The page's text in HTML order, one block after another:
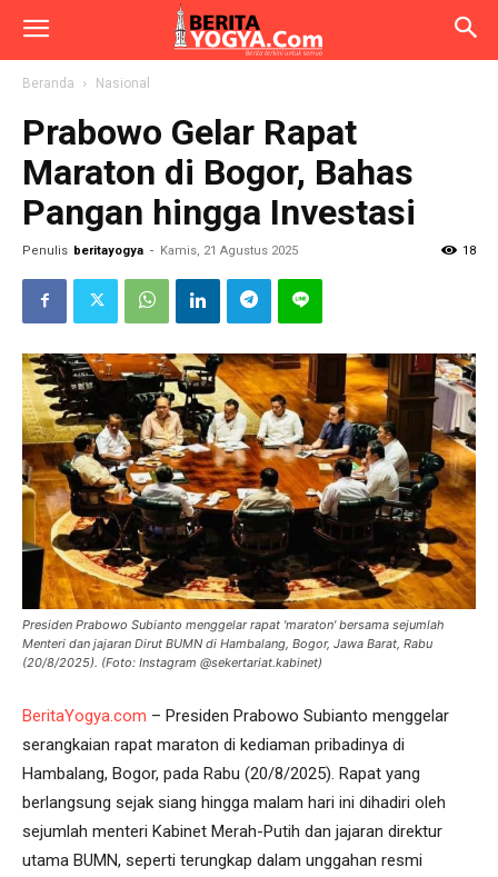
Beranda Nasional
Prabowo Gelar Rapat
Maraton di Bogor, Bahas
Pangan hingga Investasi
Penulis beritayogya - Kamis, 21 Agustus 2025 18
Presiden Prabowo Subianto menggelar rapat 'maraton' bersama sejumlah
Menteri dan jajaran Dirut BUMN di Hambalang, Bogor, Jawa Barat, Rabu
(20/8/2025). (Foto: Instagram @sekertariat.kabinet)
BeritaYogya.com – Presiden Prabowo Subianto menggelar
serangkaian rapat maraton di kediaman pribadinya di
Hambalang, Bogor, pada Rabu (20/8/2025). Rapat yang
berlangsung sejak siang hingga malam hari ini dihadiri oleh
sejumlah menteri Kabinet Merah-Putih dan jajaran direktur
utama BUMN, seperti terungkap dalam unggahan resmi